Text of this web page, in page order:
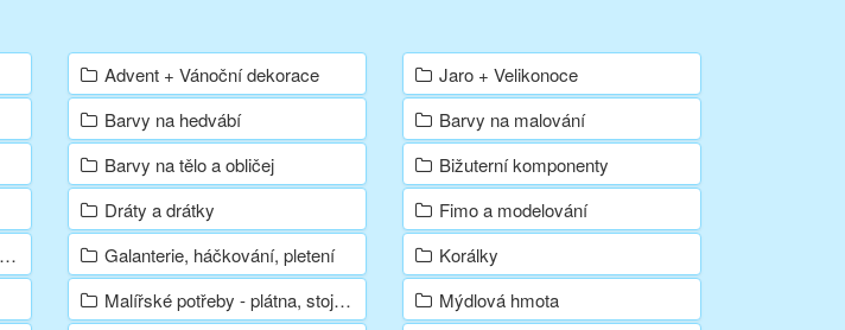
Advent + Vánoční dekorace
Jaro + Velikonoce
Barvy na hedvábí
Barvy na malování
Barvy na tělo a obličej
Bižuterní komponenty
Dráty a drátky
Fimo a modelování
Galanterie, háčkování, pletení
Korálky
Malířské potřeby - plátna, stojany, štětce, olejové barvy
Mýdlová hmota